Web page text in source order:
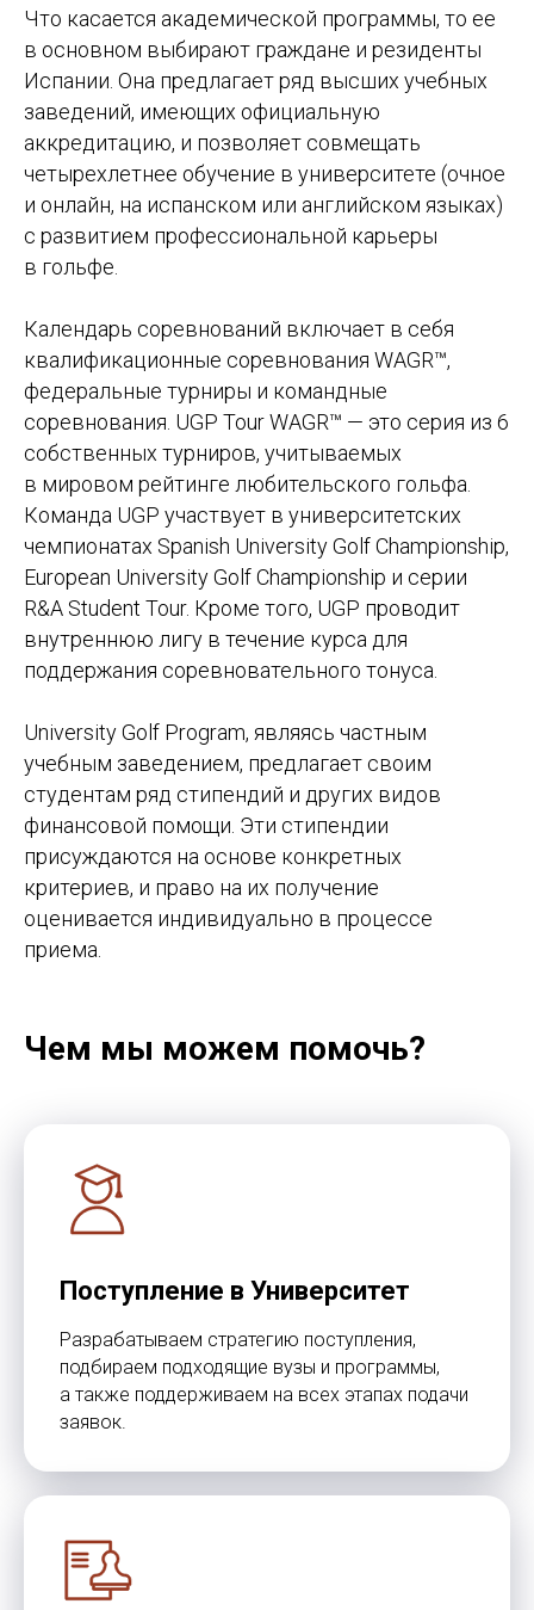
Что касается академической программы, то ее
в основном выбирают граждане и резиденты
Испании. Она предлагает ряд высших учебных
заведений, имеющих официальную
аккредитацию, и позволяет совмещать
четырехлетнее обучение в университете (очное
и онлайн, на испанском или английском языках)
с развитием профессиональной карьеры
в гольфе.
Календарь соревнований включает в себя
квалификационные соревнования WAGR™,
федеральные турниры и командные
соревнования. UGP Tour WAGR™ — это серия из 6
собственных турниров, учитываемых
в мировом рейтинге любительского гольфа.
Команда UGP участвует в университетских
чемпионатах Spanish University Golf Championship,
European University Golf Championship и серии
R&A Student Tour. Кроме того, UGP проводит
внутреннюю лигу в течение курса для
поддержания соревновательного тонуса.
University Golf Program, являясь частным
учебным заведением, предлагает своим
студентам ряд стипендий и других видов
финансовой помощи. Эти стипендии
присуждаются на основе конкретных
критериев, и право на их получение
оценивается индивидуально в процессе
приема.
Чем мы можем помочь?
Поступление в Университет
Разрабатываем стратегию поступления,
подбираем подходящие вузы и программы,
а также поддерживаем на всех этапах подачи
заявок.
Не знаете, с чего начать?
Как с вами связаться?
Ваш номер телефона
Ваш email
Тема консультации
Мы поможем вам выбрать
университет, оформить документы
и подготовиться к поступлению.
Оставьте заявку прямо сейчас!